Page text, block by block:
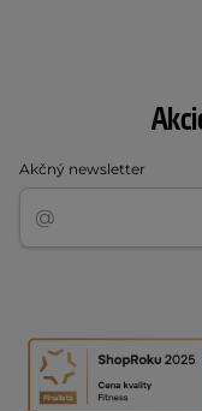
Akčný newsletter